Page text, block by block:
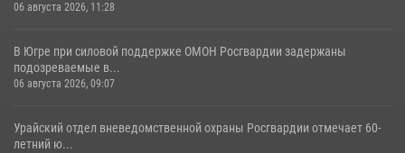
06 августа 2026, 11:28
В Югре при силовой поддержке ОМОН Росгвардии задержаны
подозреваемые в...
06 августа 2026, 09:07
Урайский отдел вневедомственной охраны Росгвардии отмечает 60-
летний ю...